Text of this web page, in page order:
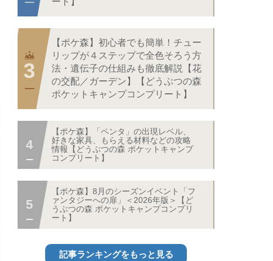
【ポケ森】初心者でも簡単！チュー
リップが４ステップで全色そろう方
法・遺伝子の仕組みも徹底解説【花
の交配／ガーデン】【どうぶつの森
ポケットキャンプコンプリート】
【ポケ森】「ペンタ」の出現レベル、
好きな家具、もらえる材料などの攻略
情報【どうぶつの森 ポケットキャンプ
コンプリート】
【ポケ森】8月のシーズンイベント「フ
ァンタジーへの扉」＜2026年版＞【ど
うぶつの森 ポケットキャンプコンプリ
ート】
記事ランキングをもっと見る